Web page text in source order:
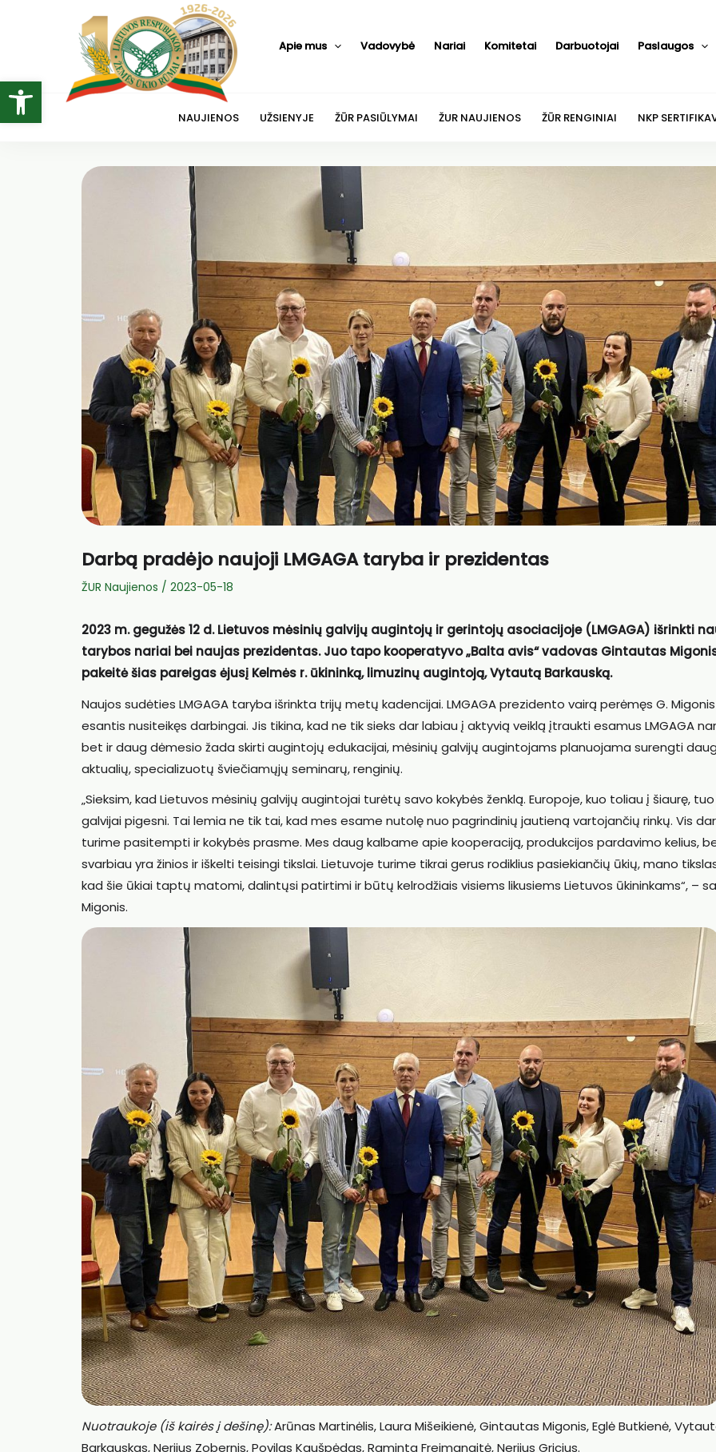
Open toolbar
Apie mus Vadovybė Nariai Komitetai Darbuotojai Paslaugos
NAUJIENOS UŽSIENYJE ŽŪR PASIŪLYMAI ŽUR NAUJIENOS ŽŪR RENGINIAI NKP
Darbą pradėjo naujoji LMGAGA taryba ir prezidentas
ŽUR Naujienos / 2023-05-18
2023 m. gegužės 12 d. Lietuvos mėsinių galvijų augintojų ir gerintojų asociacijoje (LMGAGA) išrinkti
tarybos nariai bei naujas prezidentas. Juo tapo kooperatyvo „Balta avis“ vadovas Gintautas
pakeitė šias pareigas ėjusį Kelmės r. ūkininką, limuzinų augintoją, Vytautą Barkauską.
Naujos sudėties LMGAGA taryba išrinkta trijų metų kadencijai. LMGAGA prezidento vairą perėmęs G.
esantis nusiteikęs darbingai. Jis tikina, kad ne tik sieks dar labiau į aktyvią veiklą įtraukti esamus LMGAGA
bet ir daug dėmesio žada skirti augintojų edukacijai, mėsinių galvijų augintojams planuojama surengti
aktualių, specializuotų šviečiamųjų seminarų, renginių.
„Sieksim, kad Lietuvos mėsinių galvijų augintojai turėtų savo kokybės ženklą. Europoje, kuo toliau į šiaurę, tuo
galvijai pigesni. Tai lemia ne tik tai, kad mes esame nutolę nuo pagrindinių jautieną vartojančių rinkų. Vis dar
turime pasitempti ir kokybės prasme. Mes daug kalbame apie kooperaciją, produkcijos pardavimo kelius,
svarbiau yra žinios ir iškelti teisingi tikslai. Lietuvoje turime tikrai gerus rodiklius pasiekiančių ūkių, mano
kad šie ūkiai taptų matomi, dalintųsi patirtimi ir būtų kelrodžiais visiems likusiems Lietuvos ūkininkams“, –
Migonis.
Nuotraukoje (iš kairės į dešinę):Arūnas Martinėlis, Laura Mišeikienė, Gintautas Migonis, Eglė Butkienė,
Barkauskas, Nerijus Zobernis, Povilas Kaušpėdas, Raminta Freimanaitė, Nerijus Gricius.